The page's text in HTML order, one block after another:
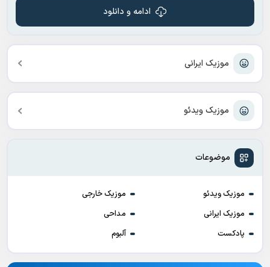
موزیک ایرانی
موزیک ویدئو
موضوعات
موزیک ویدئو
موزیک خارجی
موزیک ایرانی
مداحی
پادکست
آلبوم
ادامه و دانلود